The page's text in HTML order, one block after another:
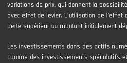
variations de prix, qui donnent la
avec effet de levier. L’utilisation de l’effet
perte supérieur au montant initialement
Les investissements dans des actifs
comme des investissements spéculatifs